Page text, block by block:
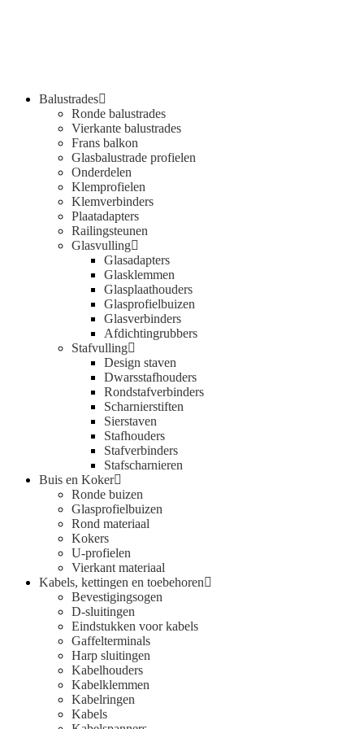
Balustrades
Ronde balustrades
Vierkante balustrades
Frans balkon
Glasbalustrade profielen
Onderdelen
Klemprofielen
Klemverbinders
Plaatadapters
Railingsteunen
Glasvulling
Glasadapters
Glasklemmen
Glasplaathouders
Glasprofielbuizen
Glasverbinders
Afdichtingrubbers
Stafvulling
Design staven
Dwarsstafhouders
Rondstafverbinders
Scharnierstiften
Sierstaven
Stafhouders
Stafverbinders
Stafscharnieren
Buis en Koker
Ronde buizen
Glasprofielbuizen
Rond materiaal
Kokers
U-profielen
Vierkant materiaal
Kabels, kettingen en toebehoren
Bevestigingsogen
D-sluitingen
Eindstukken voor kabels
Gaffelterminals
Harp sluitingen
Kabelhouders
Kabelklemmen
Kabelringen
Kabels